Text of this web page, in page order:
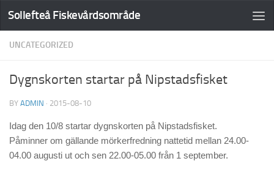
Sollefteå Fiskevårdsområde
UNCATEGORIZED
Dygnskorten startar på Nipstadsfisket
BY ADMIN · 2015-08-10
Idag den 10/8 startar dygnskorten på Nipstadsfisket.
Påminner om gällande mörkerfredning nattetid mellan 24.00-
04.00 augusti ut och sen 22.00-05.00 från 1 september.